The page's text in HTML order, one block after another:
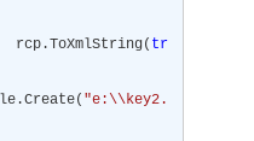
tr
"e:\\key2.